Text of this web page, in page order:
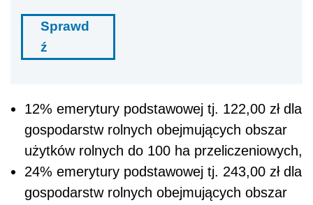
Sprawd
ź
12% emerytury podstawowej tj. 122,00 zł dla
gospodarstw rolnych obejmujących obszar
użytków rolnych do 100 ha przeliczeniowych,
24% emerytury podstawowej tj. 243,00 zł dla
gospodarstw rolnych obejmujących obszar